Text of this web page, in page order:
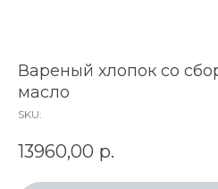
Вареный хлопок со
масло
SKU:
13960,00 р.